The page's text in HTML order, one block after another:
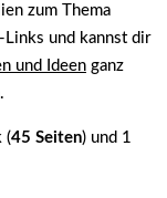
zum Thema
und kannst dir
und Ideen ganz
(45 Seiten) und 1